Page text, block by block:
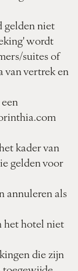
gelden niet
wordt
suites of
van vertrek en
kader van
gelden voor
annuleren als
het hotel niet
die zijn